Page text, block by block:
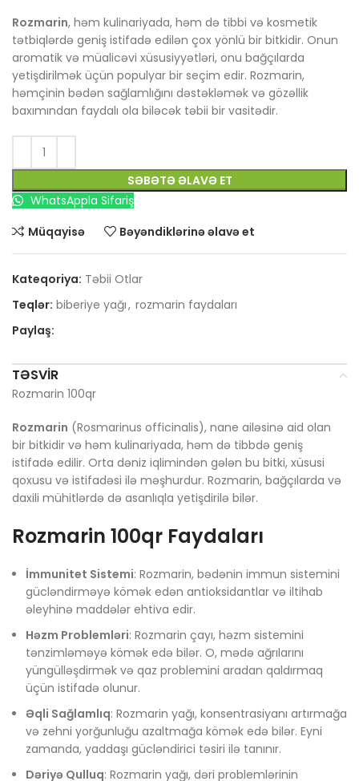
Rozmarin, həm kulinariyada, həm də tibbi və kosmetik
tətbiqlərdə geniş istifadə edilən çox yönlü bir bitkidir. Onun
aromatik və müalicəvi xüsusiyyətləri, onu bağçılarda
yetişdirilmək üçün populyar bir seçim edir. Rozmarin,
həmçinin bədən sağlamlığını dəstəkləmək və gözəllik
baxımından faydalı ola biləcək təbii bir vasitədir.
SƏBƏTƏ ƏLAVƏ ET
WhatsAppla Sifariş
Müqayisə
Bəyəndiklərinə əlavə et
Kateqoriya: Təbii Otlar
Teqlər: biberiye yağı, rozmarin faydaları
Paylaş:
TƏSVIR
Rozmarin 100qr
Rozmarin (Rosmarinus officinalis), nane ailəsinə aid olan
bir bitkidir və həm kulinariyada, həm də tibbdə geniş
istifadə edilir. Orta dəniz iqlimindən gələn bu bitki, xüsusi
qoxusu və istifadəsi ilə məşhurdur. Rozmarin, bağçılarda və
daxili mühitlərdə də asanlıqla yetişdirilə bilər.
Rozmarin 100qr Faydaları
İmmunitet Sistemi: Rozmarin, bədənin immun sistemini
gücləndirməyə kömək edən antioksidantlar və iltihab
əleyhinə maddələr ehtiva edir.
Həzm Problemləri: Rozmarin çayı, həzm sistemini
tənzimləməyə kömək edə bilər. O, mədə ağrılarını
yüngülləşdirmək və qaz problemini aradan qaldırmaq
üçün istifadə olunur.
Əqli Sağlamlıq: Rozmarin yağı, konsentrasiyanı artırmağa
və zehni yorğunluğu azaltmağa kömək edə bilər. Eyni
zamanda, yaddaşı gücləndirici təsiri ilə tanınır.
Dəriyə Qulluq: Rozmarin yağı, dəri problemlərinin